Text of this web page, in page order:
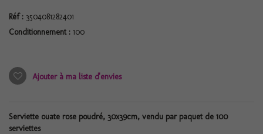
Réf : 3504081282401
Conditionnement : 100
Ajouter à ma liste d'envies
Serviette ouate rose poudré, 30x39cm, vendu par paquet de 100
serviettes